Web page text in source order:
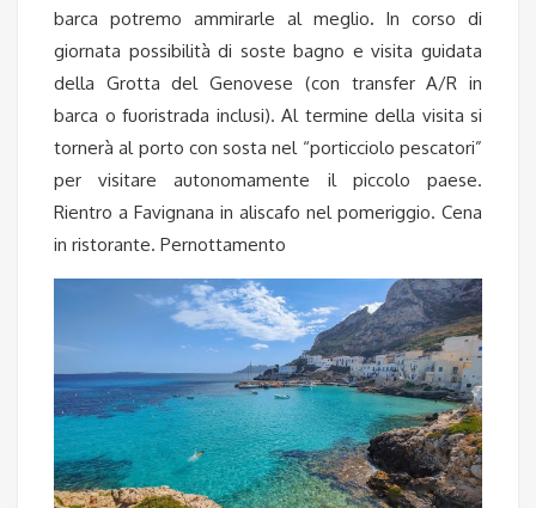
barca potremo ammirarle al meglio. In corso di
giornata possibilità di soste bagno e visita guidata
della Grotta del Genovese (con transfer A/R in
barca o fuoristrada inclusi). Al termine della visita si
tornerà al porto con sosta nel “porticciolo pescatori”
per visitare autonomamente il piccolo paese.
Rientro a Favignana in aliscafo nel pomeriggio. Cena
in ristorante. Pernottamento